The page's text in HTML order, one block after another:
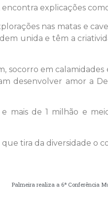
explicações como
nas matas e
unida e têm a
socorro em
desenvolver amor a
mais de 1 milhão e
tira da diversidade o
Palmeira realiza a 6ª Conferência